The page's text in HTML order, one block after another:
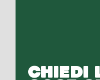
CHIEDI